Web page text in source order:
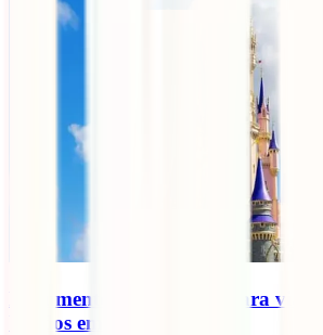
Documentos e requisitos para
Unidos em 2026